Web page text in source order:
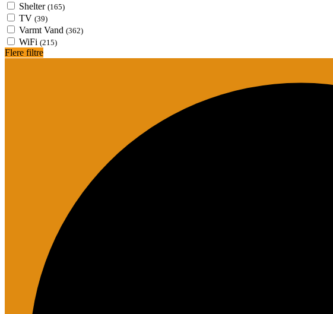
Shelter (165)
TV (39)
Varmt Vand (362)
WiFi (215)
Flere filtre